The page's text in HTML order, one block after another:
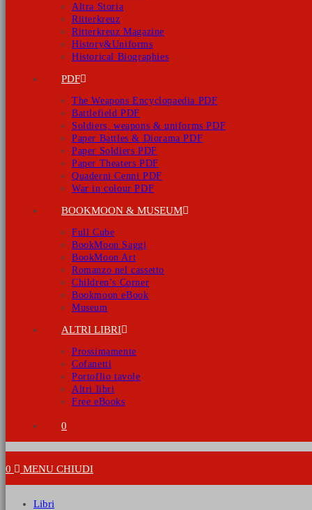
Altra Storia
Ritterkreuz
Ritterkreuz Magazine
History&Uniforms
Historical Biographies
PDF
The Weapons Encyclopaedia PDF
Battlefield PDF
Soldiers, weapons & uniforms PDF
Paper Battles & Diorama PDF
Paper Soldiers PDF
Paper Theaters PDF
Quaderni Cenni PDF
War in colour PDF
BOOKMOON & MUSEUM
Full Cube
BookMoon Saggi
BookMoon Art
Romanzo nel cassetto
Children’s Corner
Bookmoon eBook
Museum
ALTRI LIBRI
Prossimamente
Cofanetti
Portoflio tavole
Altri libri
Free eBooks
0
0 MENU CHIUDI
Libri